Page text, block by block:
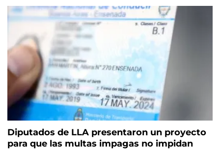
Diputados de LLA presentaron un proyecto
para que las multas impagas no impidan